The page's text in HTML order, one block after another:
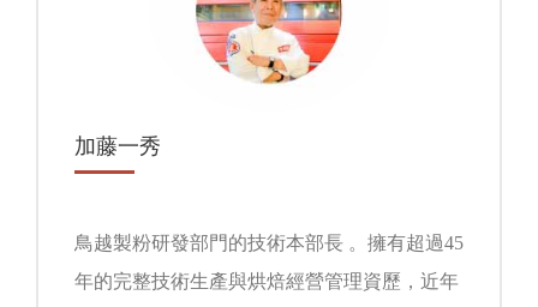
加藤一秀
鳥越製粉研發部門的技術本部長 。擁有超過45
年的完整技術生產與烘焙經營管理資歷，近年